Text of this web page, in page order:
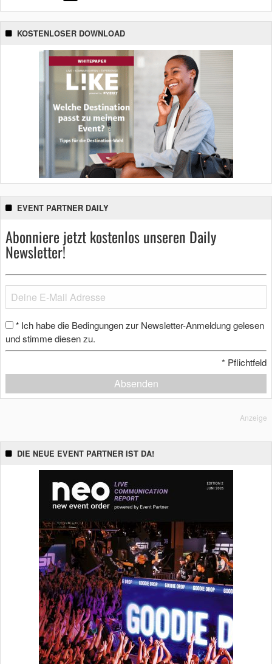
KOSTENLOSER DOWNLOAD
EVENT PARTNER DAILY
Abonniere jetzt kostenlos unseren Daily
Newsletter!
* Ich habe die Bedingungen zur Newsletter-Anmeldung gelesen
und stimme diesen zu.
* Pflichtfeld
Absenden
Anzeige
DIE NEUE EVENT PARTNER IST DA!